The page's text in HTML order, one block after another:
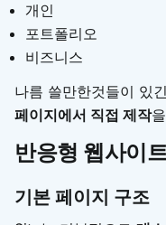
개인
포트폴리오
비즈니스
나름 쓸만한것들이 있
페이지에서 직접 제작
반응형 웹사이
기본 페이지 구조